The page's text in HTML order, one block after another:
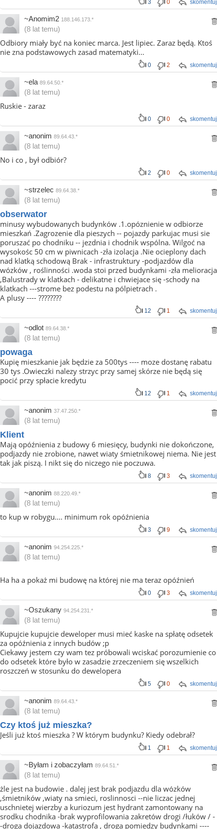
skomentuj
3 0
~Anomim2 188.146.173.*
(8 lat temu)
Odbiory miały być na koniec marca. Jest lipiec. Zaraz będą. Ktoś
nie zna podstawowych zasad matematyki...
skomentuj
0 2
~ela 89.64.50.*
(8 lat temu)
Ruskie - zaraz
skomentuj
0 0
~anonim 89.64.43.*
(8 lat temu)
No i co , był odbiór?
skomentuj
2 0
~strzelec 89.64.38.*
(8 lat temu)
obserwator
minusy wybudowanych budynków .1.opóznienie w odbiorze
mieszkań .Zagrozenie dla pieszych -- pojazdy parkujac musi sie
poruszać po chodniku -- jezdnia i chodnik wspólna. Wilgoć na
wysokośc 50 cm w piwnicach -zła izolacja .Nie ocieplony dach
nad klatką schodową Brak - infrastruktury -podjazdów dla
wózków , roślinności .woda stoi przed budynkami -zła melioracja
,Balustrady w klatkach - delikatne i chwiejace się -schody na
klatkach ---strome bez podestu na pólpietrach .
A plusy ---- ????????
skomentuj
12 1
~odlot 89.64.38.*
(8 lat temu)
powaga
Kupię mieszkanie jak będzie za 500tys ---- moze dostanę rabatu
30 tys .Owieczki nalezy strzyc przy samej skórze nie będą się
pocić przy spłacie kredytu
skomentuj
12 1
~anonim 37.47.250.*
(8 lat temu)
Klient
Mają opóźnienia z budowy 6 miesięcy, budynki nie dokończone,
podjazdy nie zrobione, nawet wiaty śmietnikowej niema. Nie jest
tak jak piszą. I nikt się do niczego nie poczuwa.
skomentuj
8 3
~anonim 88.220.49.*
(8 lat temu)
to kup w robygu.... minimum rok opóźnienia
skomentuj
3 9
~anonim 94.254.225.*
(8 lat temu)
Ha ha a pokaż mi budowę na której nie ma teraz opóźnień
skomentuj
0 3
~Oszukany 94.254.231.*
(8 lat temu)
Kupujcie kupujcie deweloper musi mieć kaske na spłatę odsetek
za opóźnienia z innych budów ;p
Ciekawy jestem czy wam tez próbowali wciskać porozumienie co
do odsetek które było w zasadzie zrzeczeniem się wszelkich
roszczeń w stosunku do dewelopera
skomentuj
5 0
~anonim 89.64.43.*
(8 lat temu)
Czy ktoś już mieszka?
Jeśli już ktoś mieszka ? W którym budynku? Kiedy odebrał?
skomentuj
1 1
~Byłam i zobaczyłam 89.64.51.*
(8 lat temu)
żle jest na budowie . dalej jest brak podjazdu dla wózków
,śmietników ,wiaty na smieci, roslinnosci --nie liczac jednej
uschnietej wierzby a kuriozum jest hydrant zamontowany na
srodku chodnika -brak wyprofilowania zakretów drogi /łuków / -
-droga dojazdowa -katastrofa , droga pomiedzy budynkami ----